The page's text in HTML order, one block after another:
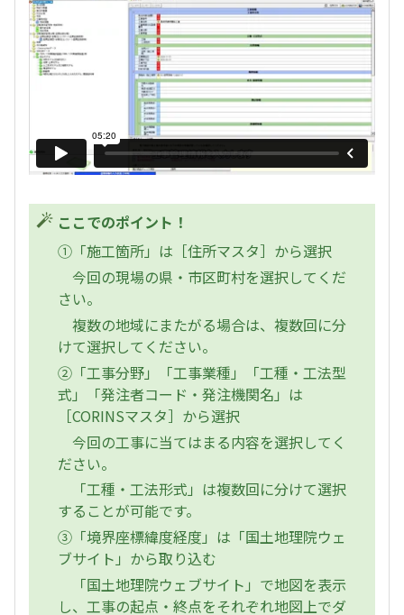
ここでのポイント！
①「施工箇所」は［住所マスタ］から選択
今回の現場の県・市区町村を選択してくだ
さい。
複数の地域にまたがる場合は、複数回に分
けて選択してください。
②「工事分野」「工事業種」「工種・工法型
式」「発注者コード・発注機関名」は
［CORINSマスタ］から選択
今回の工事に当てはまる内容を選択してく
ださい。
「工種・工法形式」は複数回に分けて選択
することが可能です。
③「境界座標緯度経度」は「国土地理院ウェ
ブサイト」から取り込む
「国土地理院ウェブサイト」で地図を表示
し、工事の起点・終点をそれぞれ地図上でダ